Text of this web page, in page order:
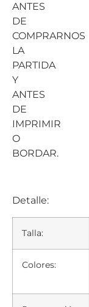
ANTES
DE
COMPRARNOS
LA
PARTIDA
Y
ANTES
DE
IMPRIMIR
O
BORDAR.
Detalle:
Talla:
Colores: